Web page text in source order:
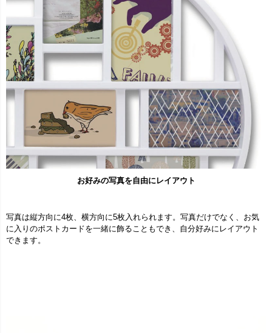
お好みの写真を自由にレイアウト
写真は縦方向に4枚、横方向に5枚入れられます。写真だけでなく、お気
に入りのポストカードを一緒に飾ることもでき、自分好みにレイアウト
できます。